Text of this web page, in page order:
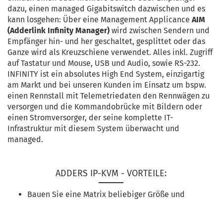
dazu, einen managed Gigabitswitch dazwischen und es
kann losgehen: Über eine Management Applicance AIM
(Adderlink Infinity Manager) wird zwischen Sendern und
Empfänger hin- und her geschaltet, gesplittet oder das
Ganze wird als Kreuzschiene verwendet. Alles inkl. Zugriff
auf Tastatur und Mouse, USB und Audio, sowie RS-232.
INFINITY ist ein absolutes High End System, einzigartig
am Markt und bei unseren Kunden im Einsatz um bspw.
einen Rennstall mit Telemetriedaten den Rennwägen zu
versorgen und die Kommandobrücke mit Bildern oder
einen Stromversorger, der seine komplette IT-
Infrastruktur mit diesem System überwacht und
managed.
ADDERS IP-KVM - VORTEILE:
Bauen Sie eine Matrix beliebiger Größe und